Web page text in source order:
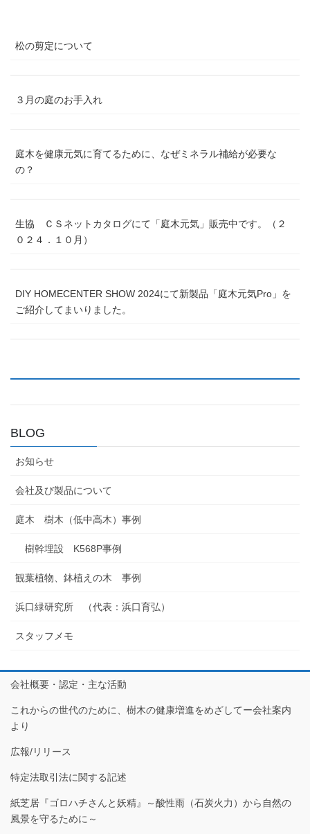
松の剪定について
３月の庭のお手入れ
庭木を健康元気に育てるために、なぜミネラル補給が必要な
の？
生協 ＣＳネットカタログにて「庭木元気」販売中です。（２
０２４．１０月）
DIY HOMECENTER SHOW 2024にて新製品「庭木元気Pro」を
ご紹介してまいりました。
BLOG
お知らせ
会社及び製品について
庭木 樹木（低中高木）事例
樹幹埋設 K568P事例
観葉植物、鉢植えの木 事例
浜口緑研究所 （代表：浜口育弘）
スタッフメモ
会社概要・認定・主な活動
これからの世代のために、樹木の健康増進をめざしてー会社案内
より
広報/リリース
特定法取引法に関する記述
紙芝居『ゴロハチさんと妖精』～酸性雨（石炭火力）から自然の
風景を守るために～